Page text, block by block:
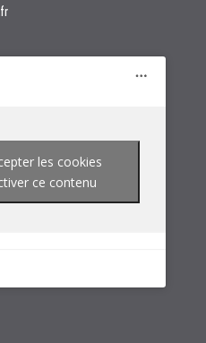
les cookies
ce contenu